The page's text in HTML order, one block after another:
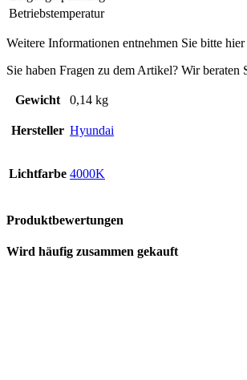
Betriebstemperatur
Weitere Informationen entnehmen Sie bitte hier
Sie haben Fragen zu dem Artikel? Wir beraten
Gewicht 0,14 kg
Hersteller Hyundai
Lichtfarbe 4000K
Produktbewertungen
Wird häufig zusammen gekauft